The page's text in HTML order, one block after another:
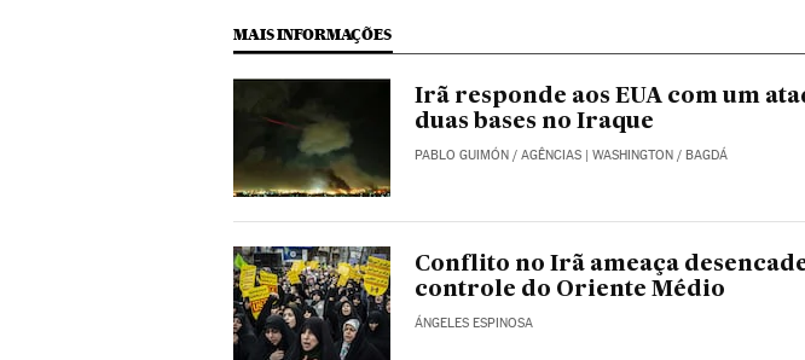
MAIS INFORMAÇÕES
Irã responde aos EUA com um
duas bases no Iraque
PABLO GUIMÓN /AGÊNCIAS | WASHINGTON / BAGDÁ
Conflito no Irã ameaça
controle do Oriente Médio
ÁNGELES ESPINOSA